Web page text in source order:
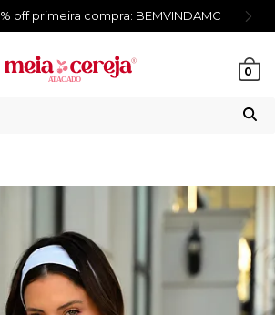
Frete Fixo R$9,90 para Região Sul E Sudeste
0